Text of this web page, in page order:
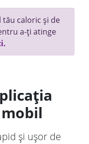
tău caloric și de
a-ți atinge
și ușor de